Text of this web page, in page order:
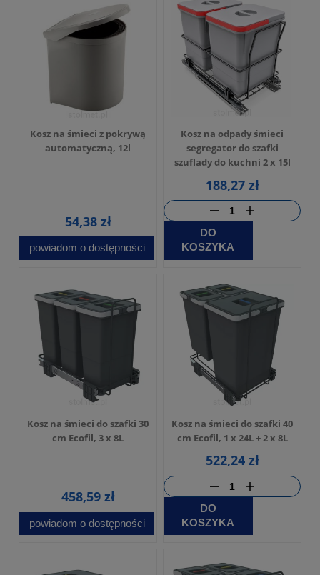
Kosz na śmieci z pokrywą
automatyczną, 12l
54,38 zł
powiadom o dostępności
Kosz na odpady śmieci
segregator do szafki
szuflady do kuchni 2 x 15l
188,27 zł
DO
KOSZYKA
Kosz na śmieci do szafki 30
cm Ecofil, 3 x 8L
458,59 zł
powiadom o dostępności
Kosz na śmieci do szafki 40
cm Ecofil, 1 x 24L + 2 x 8L
522,24 zł
DO
KOSZYKA